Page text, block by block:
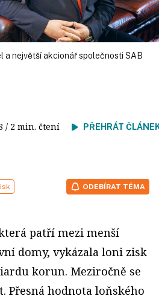
a největší akcionář společnosti SAB
/ 2 min. čtení PŘEHRÁT
ODEBÍRAT TÉMA
patří mezi menší
domy, vykázala loni zisk
korun. Meziročně se
Přesná hodnota loňského